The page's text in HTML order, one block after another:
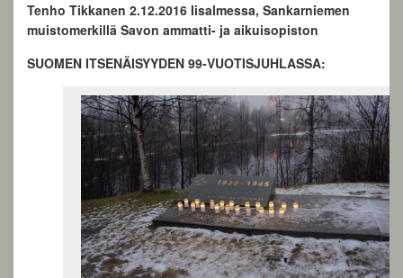
Tenho Tikkanen 2.12.2016 Iisalmessa, Sankarniemen
muistomerkillä Savon ammatti- ja aikuisopiston
SUOMEN ITSENÄISYYDEN 99-VUOTISJUHLASSA: